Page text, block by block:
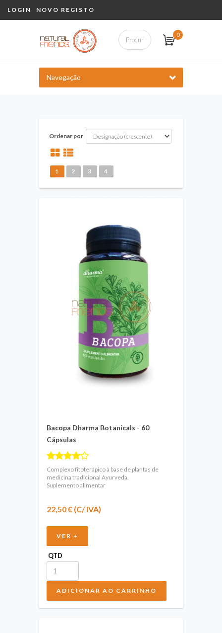
LOGIN NOVO REGISTO
0
Navegação
Ordenar por
1 2 3 4
Bacopa Dharma Botanicals - 60
Cápsulas
Complexo fitoterápico à base de plantas de
medicina tradicional Ayurveda.
Suplemento alimentar
22,50 € (C/ IVA)
VER +
QTD
ADICIONAR AO CARRINHO